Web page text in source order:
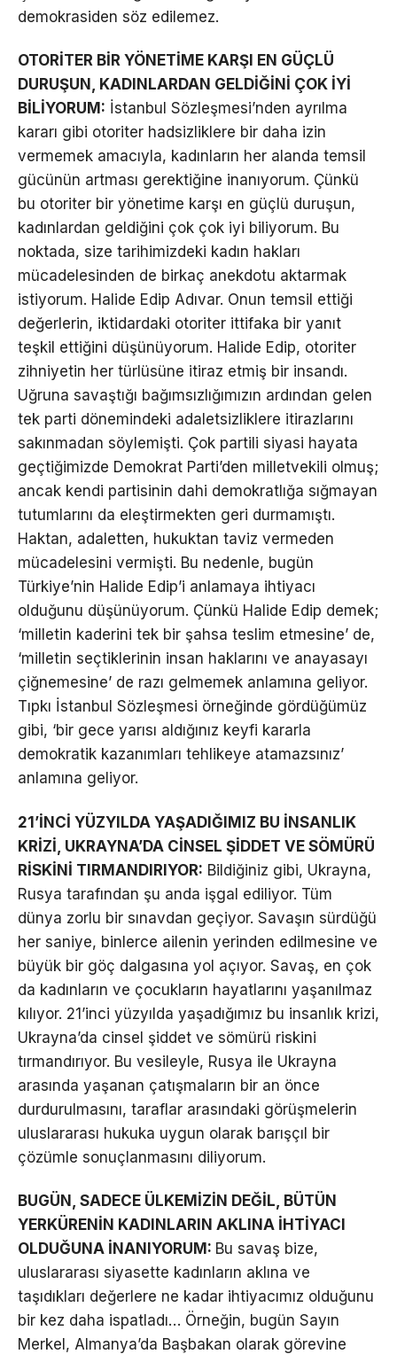
demokrasiden söz edilemez.
OTORİTER BİR YÖNETİME KARŞI EN GÜÇLÜ
DURUŞUN, KADINLARDAN GELDİĞİNİ ÇOK İYİ
BİLİYORUM: İstanbul Sözleşmesi’nden ayrılma
kararı gibi otoriter hadsizliklere bir daha izin
vermemek amacıyla, kadınların her alanda temsil
gücünün artması gerektiğine inanıyorum. Çünkü
bu otoriter bir yönetime karşı en güçlü duruşun,
kadınlardan geldiğini çok çok iyi biliyorum. Bu
noktada, size tarihimizdeki kadın hakları
mücadelesinden de birkaç anekdotu aktarmak
istiyorum. Halide Edip Adıvar. Onun temsil ettiği
değerlerin, iktidardaki otoriter ittifaka bir yanıt
teşkil ettiğini düşünüyorum. Halide Edip, otoriter
zihniyetin her türlüsüne itiraz etmiş bir insandı.
Uğruna savaştığı bağımsızlığımızın ardından gelen
tek parti dönemindeki adaletsizliklere itirazlarını
sakınmadan söylemişti. Çok partili siyasi hayata
geçtiğimizde Demokrat Parti’den milletvekili olmuş;
ancak kendi partisinin dahi demokratlığa sığmayan
tutumlarını da eleştirmekten geri durmamıştı.
Haktan, adaletten, hukuktan taviz vermeden
mücadelesini vermişti. Bu nedenle, bugün
Türkiye’nin Halide Edip’i anlamaya ihtiyacı
olduğunu düşünüyorum. Çünkü Halide Edip demek;
‘milletin kaderini tek bir şahsa teslim etmesine’ de,
‘milletin seçtiklerinin insan haklarını ve anayasayı
çiğnemesine’ de razı gelmemek anlamına geliyor.
Tıpkı İstanbul Sözleşmesi örneğinde gördüğümüz
gibi, ‘bir gece yarısı aldığınız keyfi kararla
demokratik kazanımları tehlikeye atamazsınız’
anlamına geliyor.
21’İNCİ YÜZYILDA YAŞADIĞIMIZ BU İNSANLIK
KRİZİ, UKRAYNA’DA CİNSEL ŞİDDET VE SÖMÜRÜ
RİSKİNİ TIRMANDIRIYOR: Bildiğiniz gibi, Ukrayna,
Rusya tarafından şu anda işgal ediliyor. Tüm
dünya zorlu bir sınavdan geçiyor. Savaşın sürdüğü
her saniye, binlerce ailenin yerinden edilmesine ve
büyük bir göç dalgasına yol açıyor. Savaş, en çok
da kadınların ve çocukların hayatlarını yaşanılmaz
kılıyor. 21’inci yüzyılda yaşadığımız bu insanlık krizi,
Ukrayna’da cinsel şiddet ve sömürü riskini
tırmandırıyor. Bu vesileyle, Rusya ile Ukrayna
arasında yaşanan çatışmaların bir an önce
durdurulmasını, taraflar arasındaki görüşmelerin
uluslararası hukuka uygun olarak barışçıl bir
çözümle sonuçlanmasını diliyorum.
BUGÜN, SADECE ÜLKEMİZİN DEĞİL, BÜTÜN
YERKÜRENİN KADINLARIN AKLINA İHTİYACI
OLDUĞUNA İNANIYORUM: Bu savaş bize,
uluslararası siyasette kadınların aklına ve
taşıdıkları değerlere ne kadar ihtiyacımız olduğunu
bir kez daha ispatladı… Örneğin, bugün Sayın
Merkel, Almanya’da Başbakan olarak görevine